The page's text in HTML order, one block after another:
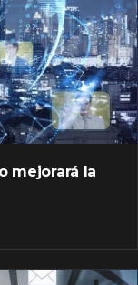
mejorará la